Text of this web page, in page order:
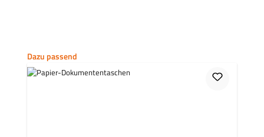
Produktgalerie überspringen
Dazu passend